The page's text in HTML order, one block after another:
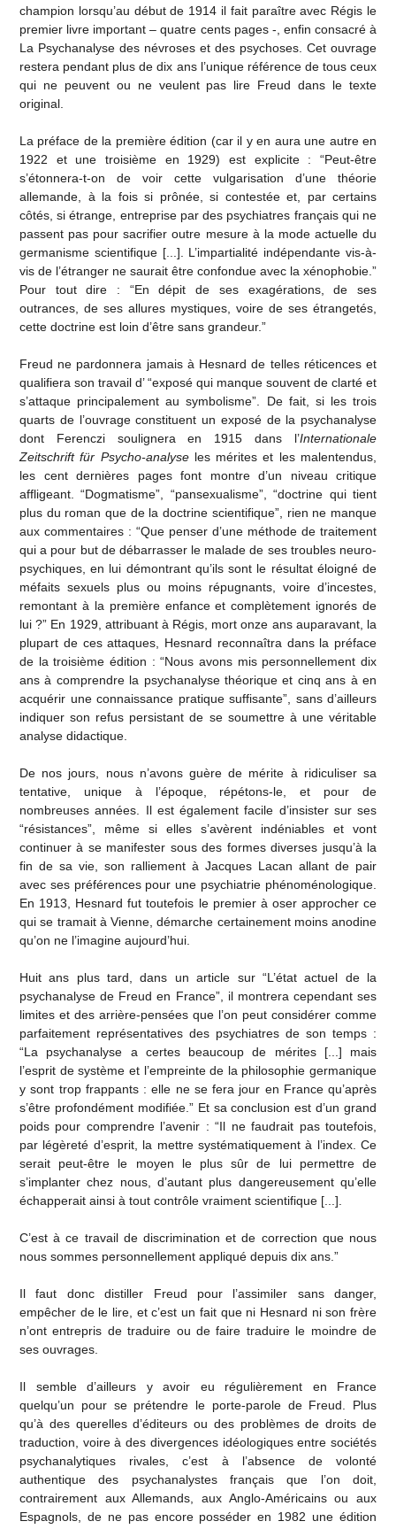
champion lorsqu’au début de 1914 il fait paraître avec Régis le
premier livre important – quatre cents pages -, enfin consacré à
La Psychanalyse des névroses et des psychoses. Cet ouvrage
restera pendant plus de dix ans l’unique référence de tous ceux
qui ne peuvent ou ne veulent pas lire Freud dans le texte
original.
La préface de la première édition (car il y en aura une autre en
1922 et une troisième en 1929) est explicite : “Peut-être
s’étonnera-t-on de voir cette vulgarisation d’une théorie
allemande, à la fois si prônée, si contestée et, par certains
côtés, si étrange, entreprise par des psychiatres français qui ne
passent pas pour sacrifier outre mesure à la mode actuelle du
germanisme scientifique [...]. L’impartialité indépendante vis-à-
vis de l’étranger ne saurait être confondue avec la xénophobie.”
Pour tout dire : “En dépit de ses exagérations, de ses
outrances, de ses allures mystiques, voire de ses étrangetés,
cette doctrine est loin d’être sans grandeur.”
Freud ne pardonnera jamais à Hesnard de telles réticences et
qualifiera son travail d’ “exposé qui manque souvent de clarté et
s’attaque principalement au symbolisme”. De fait, si les trois
quarts de l’ouvrage constituent un exposé de la psychanalyse
dont Ferenczi soulignera en 1915 dans l’Internationale
Zeitschrift für Psycho-analyseles mérites et les malentendus,
les cent dernières pages font montre d’un niveau critique
affligeant. “Dogmatisme”, “pansexualisme”, “doctrine qui tient
plus du roman que de la doctrine scientifique”, rien ne manque
aux commentaires : “Que penser d’une méthode de traitement
qui a pour but de débarrasser le malade de ses troubles neuro-
psychiques, en lui démontrant qu’ils sont le résultat éloigné de
méfaits sexuels plus ou moins répugnants, voire d’incestes,
remontant à la première enfance et complètement ignorés de
lui ?” En 1929, attribuant à Régis, mort onze ans auparavant, la
plupart de ces attaques, Hesnard reconnaîtra dans la préface
de la troisième édition : “Nous avons mis personnellement dix
ans à comprendre la psychanalyse théorique et cinq ans à en
acquérir une connaissance pratique suffisante”, sans d’ailleurs
indiquer son refus persistant de se soumettre à une véritable
analyse didactique.
De nos jours, nous n’avons guère de mérite à ridiculiser sa
tentative, unique à l’époque, répétons-le, et pour de
nombreuses années. Il est également facile d’insister sur ses
“résistances”, même si elles s’avèrent indéniables et vont
continuer à se manifester sous des formes diverses jusqu’à la
fin de sa vie, son ralliement à Jacques Lacan allant de pair
avec ses préférences pour une psychiatrie phénoménologique.
En 1913, Hesnard fut toutefois le premier à oser approcher ce
qui se tramait à Vienne, démarche certainement moins anodine
qu’on ne l’imagine aujourd’hui.
Huit ans plus tard, dans un article sur “L’état actuel de la
psychanalyse de Freud en France”, il montrera cependant ses
limites et des arrière-pensées que l’on peut considérer comme
parfaitement représentatives des psychiatres de son temps :
“La psychanalyse a certes beaucoup de mérites [...] mais
l’esprit de système et l’empreinte de la philosophie germanique
y sont trop frappants : elle ne se fera jour en France qu’après
s’être profondément modifiée.” Et sa conclusion est d’un grand
poids pour comprendre l’avenir : “Il ne faudrait pas toutefois,
par légèreté d’esprit, la mettre systématiquement à l’index. Ce
serait peut-être le moyen le plus sûr de lui permettre de
s’implanter chez nous, d’autant plus dangereusement qu’elle
échapperait ainsi à tout contrôle vraiment scientifique [...].
C’est à ce travail de discrimination et de correction que nous
nous sommes personnellement appliqué depuis dix ans.”
Il faut donc distiller Freud pour l’assimiler sans danger,
empêcher de le lire, et c’est un fait que ni Hesnard ni son frère
n’ont entrepris de traduire ou de faire traduire le moindre de
ses ouvrages.
Il semble d’ailleurs y avoir eu régulièrement en France
quelqu’un pour se prétendre le porte-parole de Freud. Plus
qu’à des querelles d’éditeurs ou des problèmes de droits de
traduction, voire à des divergences idéologiques entre sociétés
psychanalytiques rivales, c’est à l’absence de volonté
authentique des psychanalystes français que l’on doit,
contrairement aux Allemands, aux Anglo-Américains ou aux
Espagnols, de ne pas encore posséder en 1982 une édition